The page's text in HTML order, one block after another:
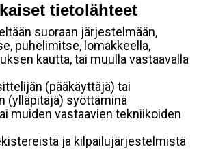
tietolähteet
suoraan järjestelmään,
puhelimitse, lomakkeella,
kautta, tai muulla vastaavalla
(pääkäyttäjä) tai
(ylläpitäjä) syöttäminä
muiden vastaavien tekniikoiden
ja kilpailujärjestelmistä